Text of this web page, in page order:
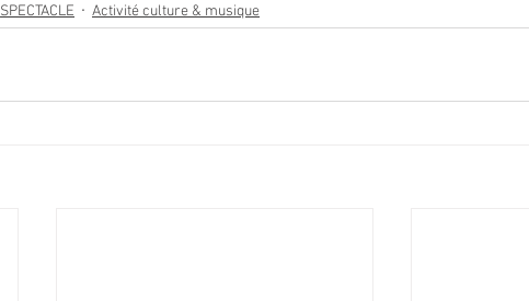
SPECTACLE Activité culture & musique